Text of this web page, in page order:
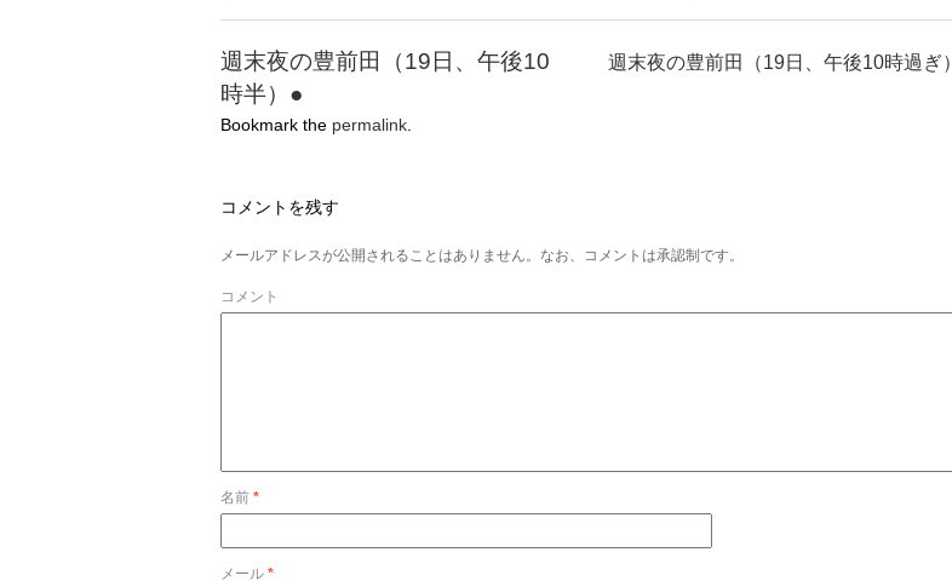
週末夜の豊前田（19日、午後10
時半）●
週末夜の豊前田（19日、午後10時過ぎ）
Bookmark the permalink.
コメントを残す
メールアドレスが公開されることはありません。なお、コメントは承認制です。
コメント
名前 *
メール *